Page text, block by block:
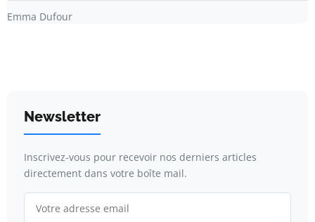
Emma Dufour
Newsletter
Inscrivez-vous pour recevoir nos derniers articles
directement dans votre boîte mail.